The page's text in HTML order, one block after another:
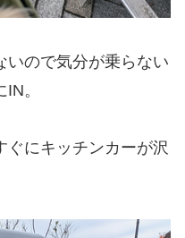
いので気分が乗らない
。
ぐにキッチンカーが沢